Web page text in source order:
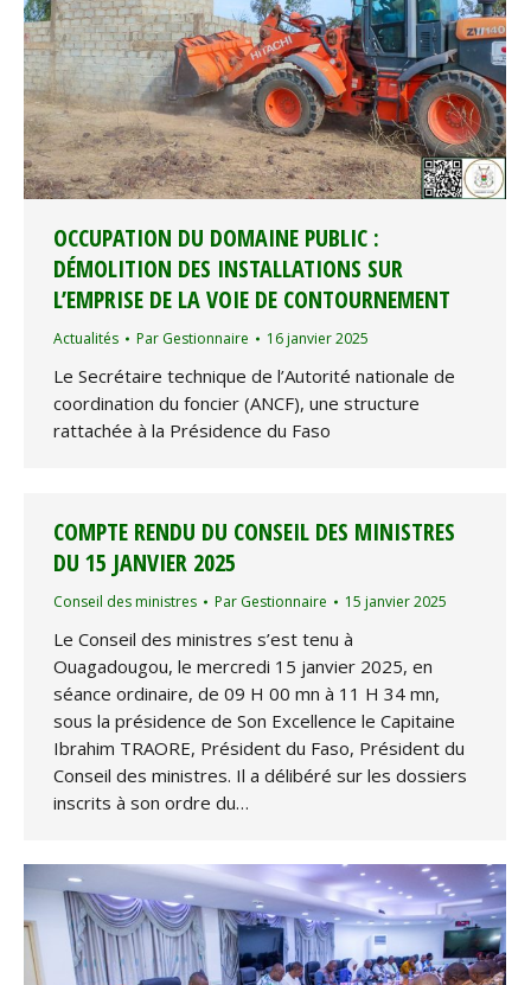
OCCUPATION DU DOMAINE PUBLIC :
DÉMOLITION DES INSTALLATIONS SUR
L’EMPRISE DE LA VOIE DE CONTOURNEMENT
Actualités Par Gestionnaire 16 janvier 2025
Le Secrétaire technique de l’Autorité nationale de
coordination du foncier (ANCF), une structure
rattachée à la Présidence du Faso
COMPTE RENDU DU CONSEIL DES MINISTRES
DU 15 JANVIER 2025
Conseil des ministres Par Gestionnaire 15 janvier 2025
Le Conseil des ministres s’est tenu à
Ouagadougou, le mercredi 15 janvier 2025, en
séance ordinaire, de 09 H 00 mn à 11 H 34 mn,
sous la présidence de Son Excellence le Capitaine
Ibrahim TRAORE, Président du Faso, Président du
Conseil des ministres. Il a délibéré sur les dossiers
inscrits à son ordre du…